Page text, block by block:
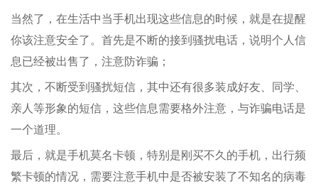
当然了，在生活中当手机出现这些信息的时候，就是在提醒
你该注意安全了。首先是不断的接到骚扰电话，说明个人信
息已经被出售了，注意防诈骗；
其次，不断受到骚扰短信，其中还有很多装成好友、同学、
亲人等形象的短信，这些信息需要格外注意，与诈骗电话是
一个道理。
最后，就是手机莫名卡顿，特别是刚买不久的手机，出行频
繁卡顿的情况，需要注意手机中是否被安装了不知名的病毒